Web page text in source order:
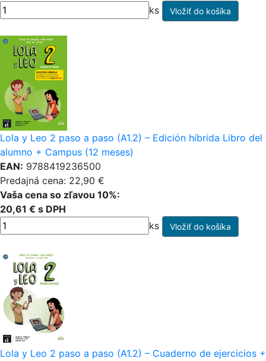
ks
Lola y Leo 2 paso a paso (A1.2) – Edición híbrida Libro del
alumno + Campus (12 meses)
EAN: 9788419236500
Predajná cena: 22,90 €
Vaša cena so zľavou 10%:
20,61 € s DPH
ks
Lola y Leo 2 paso a paso (A1.2) – Cuaderno de ejercicios +